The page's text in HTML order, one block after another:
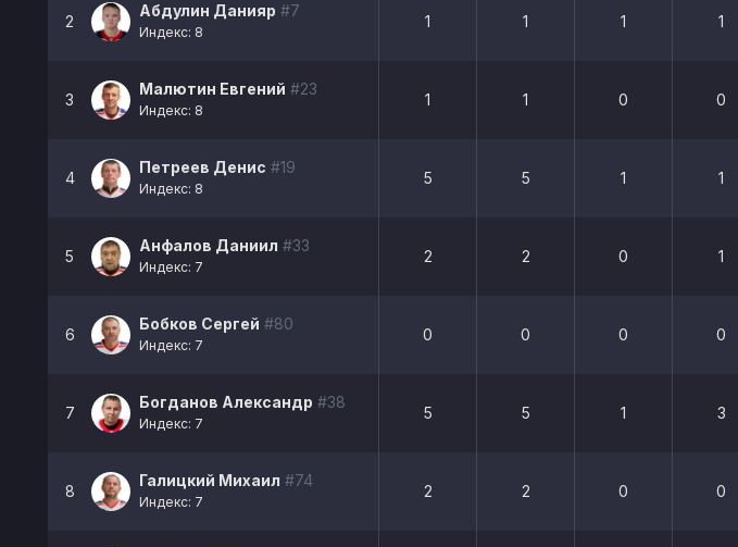
2
Абдулин Данияр #7
Индекс: 8
1 1 1 1
3
Малютин Евгений #23
Индекс: 8
1 1 0 0
4
Петреев Денис #19
Индекс: 8
5 5 1 1
5
Анфалов Даниил #33
Индекс: 7
2 2 0 1
6
Бобков Сергей #80
Индекс: 7
0 0 0 0
7
Богданов Александр #38
Индекс: 7
5 5 1 3
8
Галицкий Михаил #74
Индекс: 7
2 2 0 0